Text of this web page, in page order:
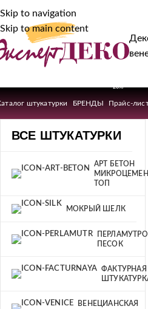
Skip to navigation
Skip to main content
штукатурки БРЕНДЫ Прайс-
-20%
ВСЕ ШТУКАТУРКИ
АРТ БЕТОН
ТОП
МОКРЫЙ ШЕЛК
ПЕСОК
ФАКТУРНАЯ
ВЕНЕЦИАНСКАЯ